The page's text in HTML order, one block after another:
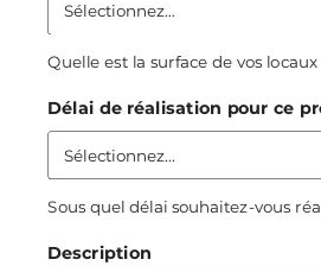
Quelle est la surface de vos locaux
Délai de réalisation pour ce
Sous quel délai souhaitez-vous
Description